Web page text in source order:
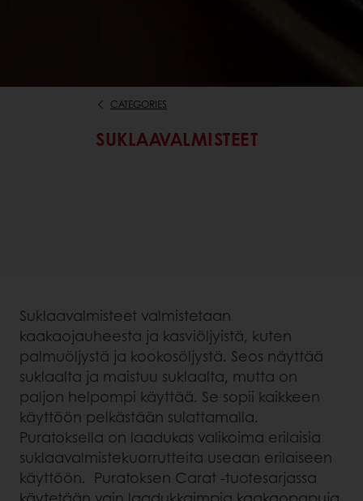
CATEGORIES
SUKLAAVALMISTEET
Suklaavalmisteet valmistetaan
kaakaojauheesta ja kasviöljyistä, kuten
palmuöljystä ja kookosöljystä. Seos näyttää
suklaalta ja maistuu suklaalta, mutta on
paljon helpompi käyttää. Se sopii kaikkeen
käyttöön pelkästään sulattamalla.
Puratoksella on laadukas valikoima erilaisia
suklaavalmistekuorrutteita useaan erilaiseen
käyttöön. Puratoksen Carat -tuotesarjassa